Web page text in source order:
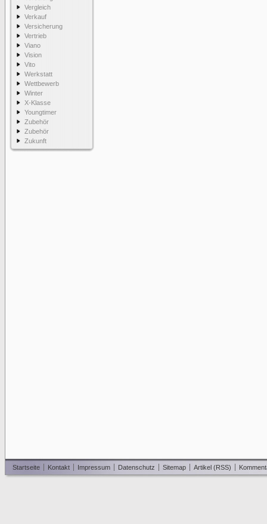
Vergleich
Verkauf
Versicherung
Vertrieb
Viano
Vision
Vito
Werkstatt
Wettbewerb
Winter
X-Klasse
Youngtimer
Zubehör
Zubehör
Zukunft
Startseite Kontakt Impressum Datenschutz Sitemap Artikel (RSS)